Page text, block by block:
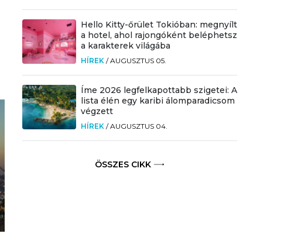
Hello Kitty-őrület Tokióban: megnyílt
a hotel, ahol rajongóként beléphetsz
a karakterek világába
HÍREK /AUGUSZTUS 05.
Íme 2026 legfelkapottabb szigetei: A
lista élén egy karibi álomparadicsom
végzett
HÍREK /AUGUSZTUS 04.
ÖSSZES CIKK